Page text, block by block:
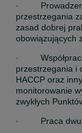
·
przestrzegania
zasad dobrej
obowiązujących
·
przestrzegania i
HACCP oraz
monitorowanie
zwykłych
·         Praca